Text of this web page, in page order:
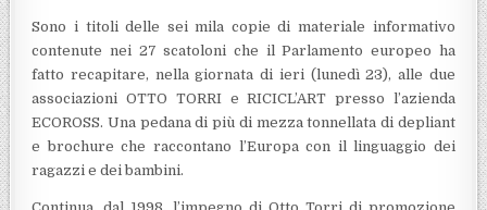
Sono i titoli delle sei mila copie di materiale informativo
contenute nei 27 scatoloni che il Parlamento europeo ha
fatto recapitare, nella giornata di ieri (lunedì 23), alle due
associazioni OTTO TORRI e RICICL’ART presso l’azienda
ECOROSS. Una pedana di più di mezza tonnellata di depliant
e brochure che raccontano l’Europa con il linguaggio dei
ragazzi e dei bambini.